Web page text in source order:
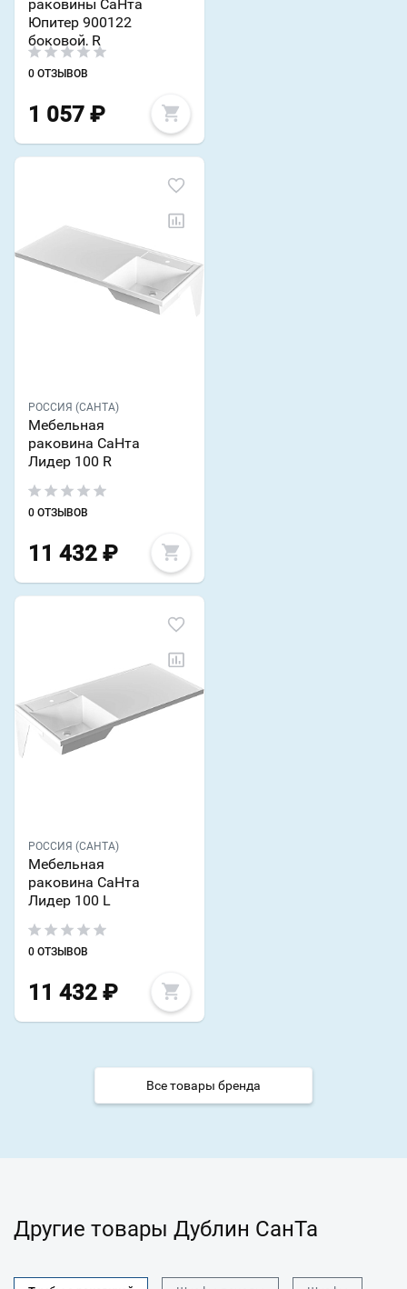
раковины СаНта
Юпитер 900122
боковой, R
0 ОТЗЫВОВ
1 057 ₽
РОССИЯ (САНТА)
Мебельная
раковина СаНта
Лидер 100 R
0 ОТЗЫВОВ
11 432 ₽
РОССИЯ (САНТА)
Мебельная
раковина СаНта
Лидер 100 L
0 ОТЗЫВОВ
11 432 ₽
Все товары бренда
Другие товары Дублин СанТа